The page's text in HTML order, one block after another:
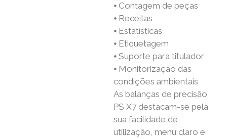
⦁ Contagem de peças
⦁ Receitas
⦁ Estatísticas
⦁ Etiquetagem
⦁ Suporte para titulador
⦁ Monitorização das
condições ambientais
As balanças de precisão
PS X7 destacam-se pela
sua facilidade de
utilização, menu claro e